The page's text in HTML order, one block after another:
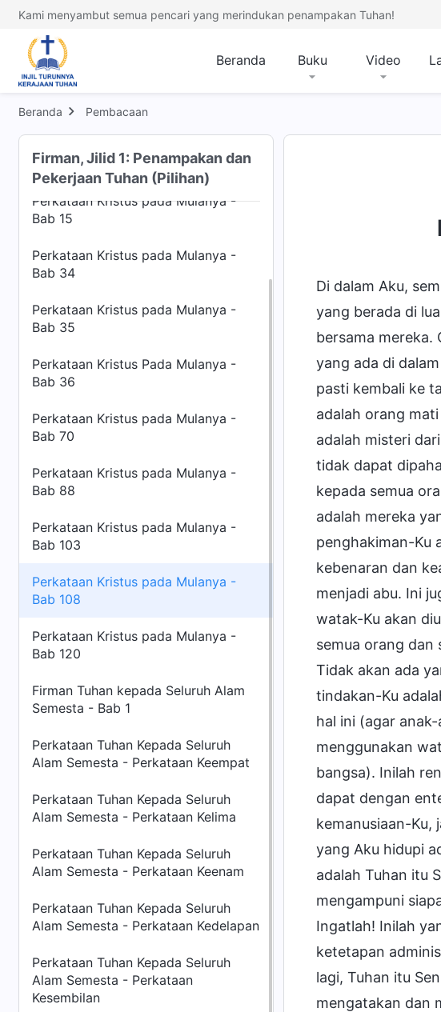
Kami menyambut semua pencari yang merindukan penampakan Tuhan!
Beranda Buku Video
Beranda Pembacaan
Firman, Jilid 1: Penampakan dan
Pekerjaan Tuhan (Pilihan)
Perkataan Kristus pada Mulanya -
Bab 2
Bab 3
Bab 5
Perkataan Kristus pada Mulanya -
Bab 15
Perkataan Kristus pada Mulanya -
Bab 34
Perkataan Kristus pada Mulanya -
Bab 35
Perkataan Kristus Pada Mulanya -
Bab 36
Perkataan Kristus pada Mulanya -
Bab 70
Perkataan Kristus pada Mulanya -
Bab 88
Perkataan Kristus pada Mulanya -
Bab 103
Perkataan Kristus pada Mulanya -
Bab 108
Perkataan Kristus pada Mulanya -
Bab 120
Firman Tuhan kepada Seluruh Alam
Semesta - Bab 1
Perkataan Tuhan Kepada Seluruh
Alam Semesta - Perkataan Keempat
Perkataan Tuhan Kepada Seluruh
Alam Semesta - Perkataan Kelima
Perkataan Tuhan Kepada Seluruh
Alam Semesta - Perkataan Keenam
Perkataan Tuhan Kepada Seluruh
Alam Semesta - Perkataan Kedelapan
Perkataan Tuhan Kepada Seluruh
Alam Semesta - Perkataan
Kesembilan
Di dalam Aku,
yang berada di
bersama mereka.
yang ada di
pasti kembali ke
adalah orang
adalah misteri
tidak dapat
kepada semua
adalah mereka
penghakiman-Ku
kebenaran dan
menjadi abu. Ini
watak-Ku akan
semua orang dan
Tidak akan ada
tindakan-Ku
hal ini (agar
menggunakan
bangsa). Inilah
dapat dengan
kemanusiaan-Ku,
yang Aku hidupi
adalah Tuhan itu
mengampuni
Ingatlah! Inilah
ketetapan
lagi, Tuhan itu
mengatakan dan